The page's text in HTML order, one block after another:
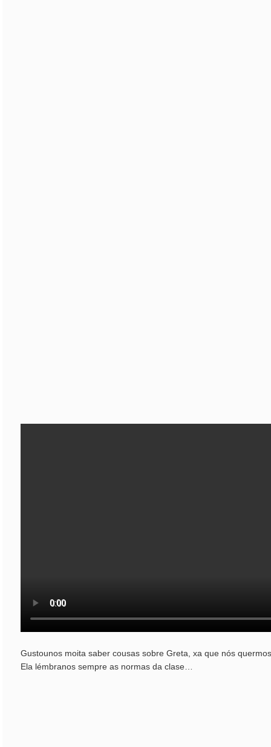
Gustounos moita saber cousas sobre Greta, xa que nós
Ela lémbranos sempre as normas da clase…